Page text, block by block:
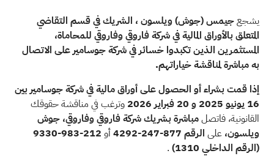
يشجعجيمس (جوش) ويلسون ، الشريك في قسم التقاضي
المتعلق بالأوراق المالية في شركة فاروقي وفاروقي للمحاماة،
المستثمرين الذين تكبدوا خسائر في شركة جوسامير على الاتصال
به مباشرة لمناقشة خياراتهم.
إذا قمت بشراء أو الحصول على أوراق مالية فيشركة جوسامير بين
16 يونيو 2025 و 20 فبراير 2026
وترغب في مناقشة حقوقك
القانونية، فاتصلمباشرة بشريك شركة فاروقي وفاروقي، جوش
ويلسون، على الرقم 877-247-4292 أو
212-983-9330
(الرقم الداخلي 1310)
.